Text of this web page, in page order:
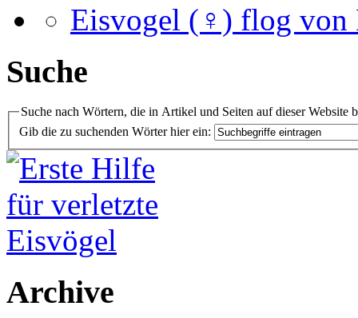
Eisvogel (♀) flog
Suche
Suche nach Wörtern, die in Artikel und Seiten auf dieser Website
Gib die zu suchenden Wörter hier ein:
Archive